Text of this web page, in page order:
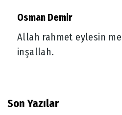
Osman Demir
Allah rahmet eylesin
inşallah.
Mehmet Ural Ragıbbey
Son Yazılar